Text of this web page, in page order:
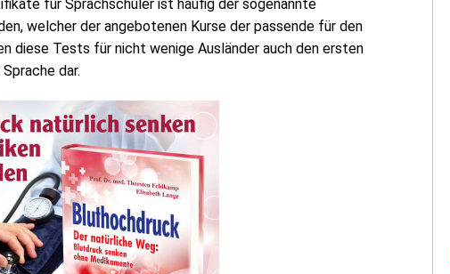
für Sprachschüler ist häufig der sogenannte
welcher der angebotenen Kurse der passende für den
diese Tests für nicht wenige Ausländer auch den ersten
dar.